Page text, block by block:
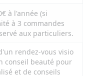
à l'année (si
à 3 commandes
aux particuliers.
rendez-vous visio
conseil beauté pour
et de conseils